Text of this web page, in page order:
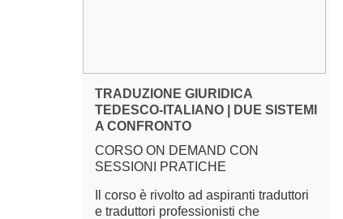
TRADUZIONE GIURIDICA
TEDESCO-ITALIANO | DUE SISTEMI
A CONFRONTO
CORSO ON DEMAND CON
SESSIONI PRATICHE
Il corso è rivolto ad aspiranti traduttori
e traduttori professionisti che